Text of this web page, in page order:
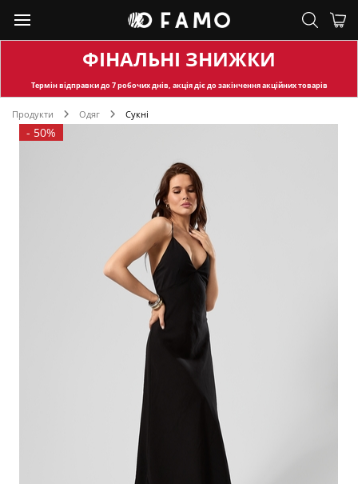
ФІНАЛЬНІ ЗНИЖКИ
Термін відправкидо 7 робочих днів, акція діє до закінчення акційних товарів
Продукти Одяг Сукні
- 50%